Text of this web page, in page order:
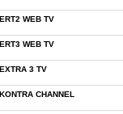
ERT2 WEB TV
ERT3 WEB TV
EXTRA 3 TV
KONTRA CHANNEL